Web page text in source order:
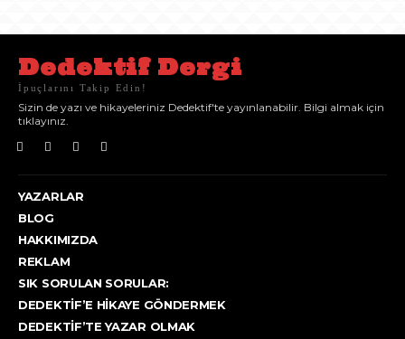
Dedektif Dergi
İpuçlarını Takip Edin!
Sizin de yazı ve hikayeleriniz Dedektif'te yayınlanabilir. Bilgi almak için
tıklayınız.
YAZARLAR
BLOG
HAKKIMIZDA
REKLAM
SIK SORULAN SORULAR:
DEDEKTIF’E HIKAYE GÖNDERMEK
DEDEKTIF’TE YAZAR OLMAK